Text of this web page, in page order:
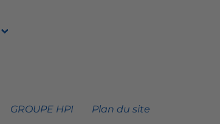
GROUPE HPI Plan du site